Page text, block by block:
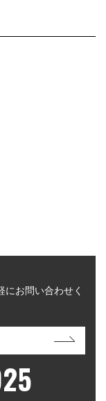
お問い合わせく